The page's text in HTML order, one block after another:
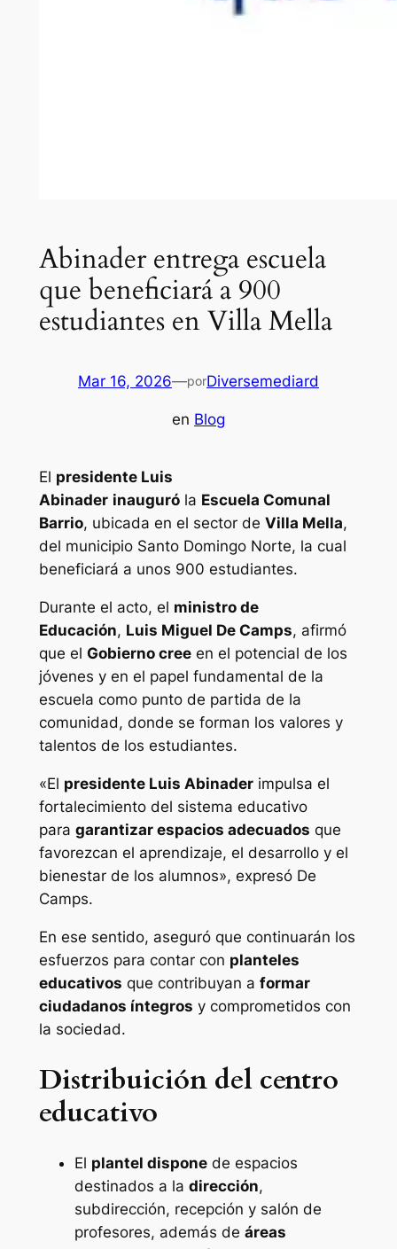
Abinader entrega escuela
que beneficiará a 900
estudiantes en Villa Mella
Mar 16, 2026—porDiversemediard
en Blog
El presidente Luis
Abinader inauguróla Escuela Comunal
Barrio, ubicada en el sector de Villa Mella,
del municipio Santo Domingo Norte, la cual
beneficiará a unos 900 estudiantes.
Durante el acto, el ministro de
Educación, Luis Miguel De Camps, afirmó
que el Gobierno creeen el potencial de los
jóvenes y en el papel fundamental de la
escuela como punto de partida de la
comunidad, donde se forman los valores y
talentos de los estudiantes.
«El presidente Luis Abinaderimpulsa el
fortalecimiento del sistema educativo
para garantizar espacios adecuados que
favorezcan el aprendizaje, el desarrollo y el
bienestar de los alumnos», expresó De
Camps.
En ese sentido, aseguró que continuarán los
esfuerzos para contar con planteles
educativos que contribuyan a formar
ciudadanos íntegros y comprometidos con
la sociedad.
Distribuición del centro
educativo
El plantel disponede espacios
destinados a la dirección,
subdirección, recepción y salón de
profesores, además de áreas